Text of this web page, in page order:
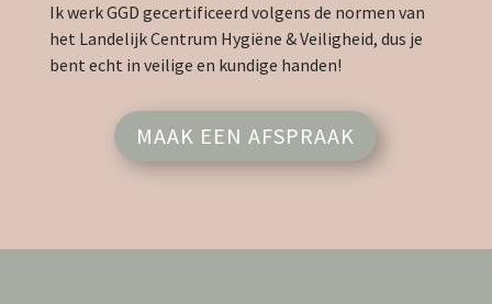
Ik werk GGD gecertificeerd volgens de normen van
het Landelijk Centrum Hygiëne & Veiligheid, dus je
bent echt in veilige en kundige handen!
MAAK EEN AFSPRAAK